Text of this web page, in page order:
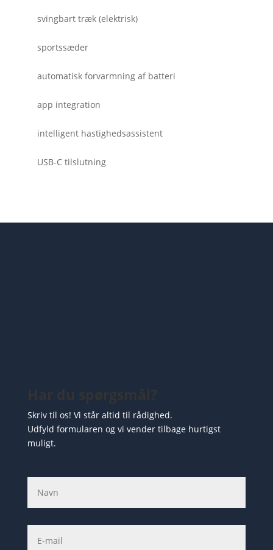
svingbart træk (elektrisk)
sportssæder
automatisk forvarmning af batteri
app integration
intelligent hastighedsassistent
USB-C tilslutning
Skriv til os! Vi står altid til rådighed.
Udfyld formularen og vi vender tilbage hurtigst
muligt.